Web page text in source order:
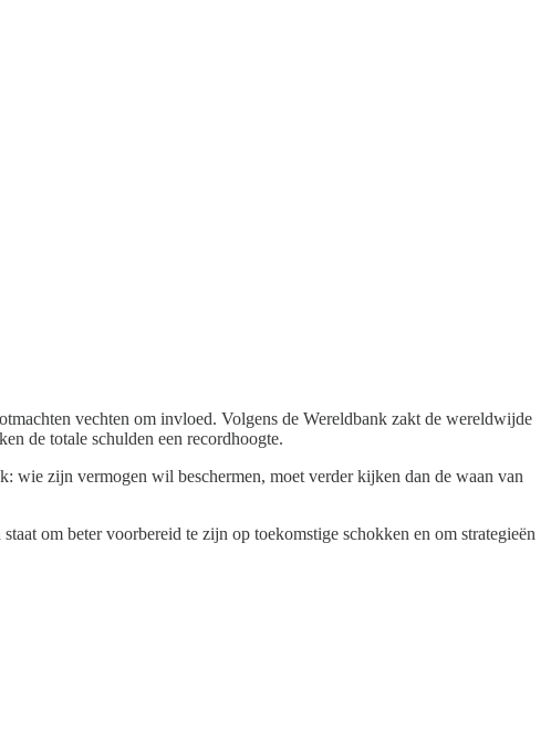
vechten om invloed. Volgens de Wereldbank zakt de wereldwijde
de totale schulden een recordhoogte.
wie zijn vermogen wil beschermen, moet verder kijken dan de waan van
om beter voorbereid te zijn op toekomstige schokken en om strategieën